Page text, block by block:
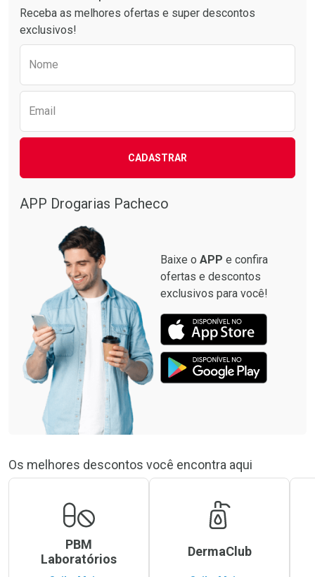
Comprar sem Desconto
Por R$ 64,79/cada
Ativar Desconto
Receba as melhores ofertas e super descontos
exclusivos!
Nome
Email
CADASTRAR
APP Drogarias Pacheco
Baixe o APP e confira
ofertas e descontos
exclusivos para você!
Os melhores descontos você encontra aqui
PBM
Laboratórios
DermaClub